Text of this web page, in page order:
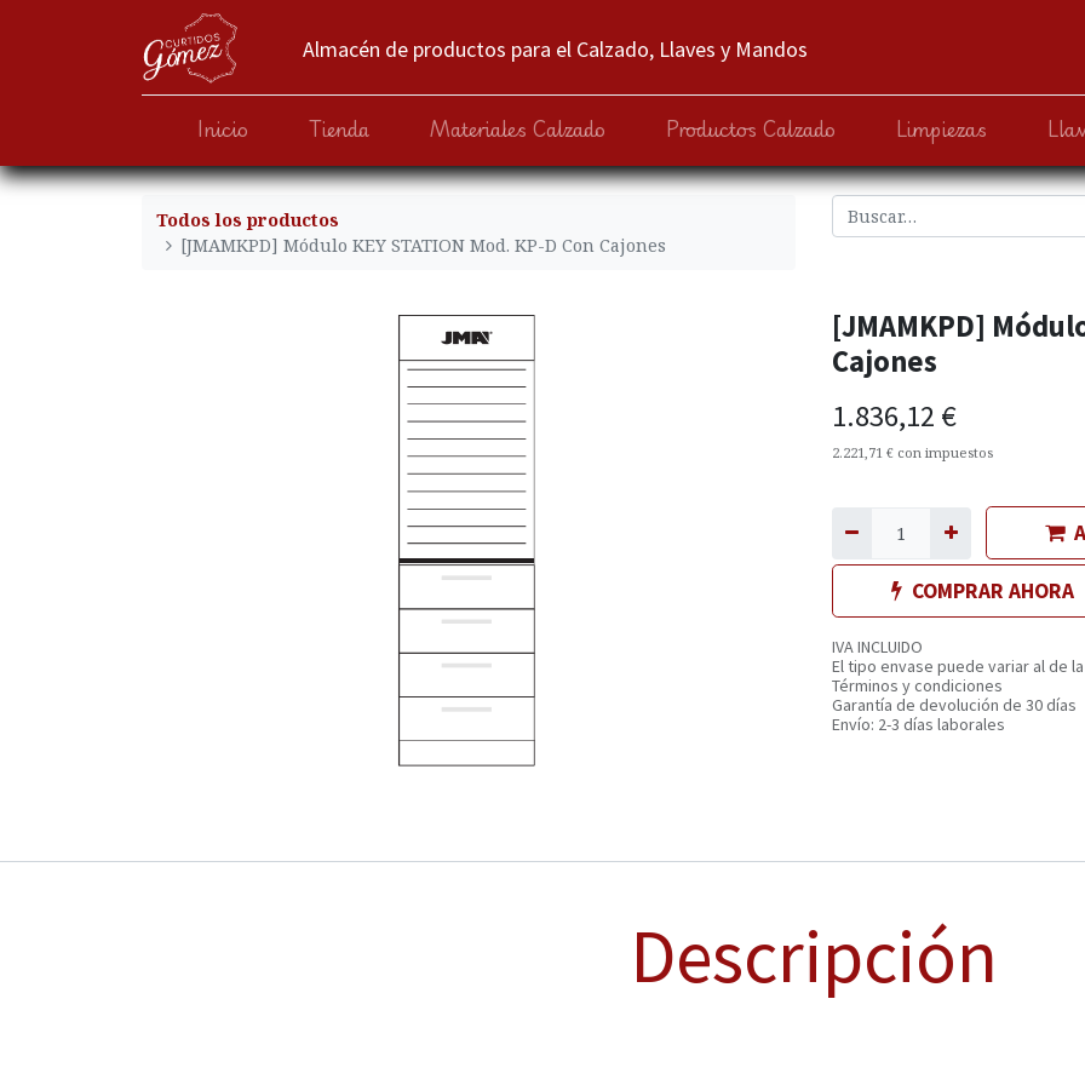
Almacén de productos para el Calzado, Llaves y Mandos
Inicio Tienda Materiales Calzado Productos Calzado Limpiezas
Todos los productos
[JMAMKPD] Módulo KEY STATION Mod. KP-D Con Cajones
[JMAMKPD]
Cajones
1.836,12 €
2.221,71 € con impuestos
COMPRAR AHORA
IVA INCLUIDO
El tipo envase puede variar al de
Términos y condiciones
Garantía de devolución de 30 días
Envío: 2-3 días laborales
Descripción